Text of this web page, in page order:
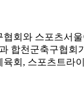
협회와 스포츠서
합천군축구협회
육회, 스포츠트라